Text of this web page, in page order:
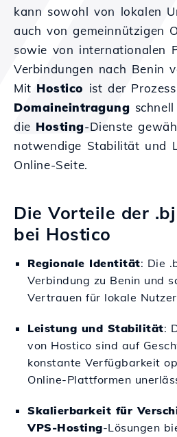
kann sowohl von lokalen
auch von gemeinnützigen
sowie von internationalen
Verbindungen nach Benin
Mit Hostico ist der
Domaineintragung
die Hosting-Dienste
notwendige Stabilität und
Online-Seite.
Die Vorteile der
bei Hostico
Regionale Identität: Die
Verbindung zu Benin und
Vertrauen für lokale
Leistung und Stabilität:
von Hostico sind auf
konstante Verfügbarkeit
Online-Plattformen
Skalierbarkeit für
VPS-Hosting-Lösungen